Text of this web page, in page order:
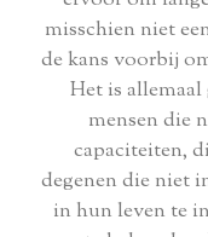
misschien niet
de kans voorbij
Het is allemaal
mensen die
capaciteiten,
degenen die niet
in hun leven te